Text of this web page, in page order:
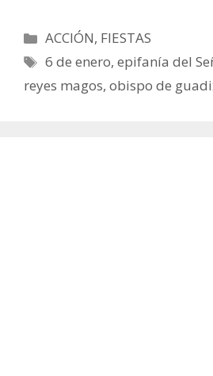
Categorías
ACCIÓN, FIESTAS
Etiquetas
6 de enero,epifanía del
reyes magos, obispo de